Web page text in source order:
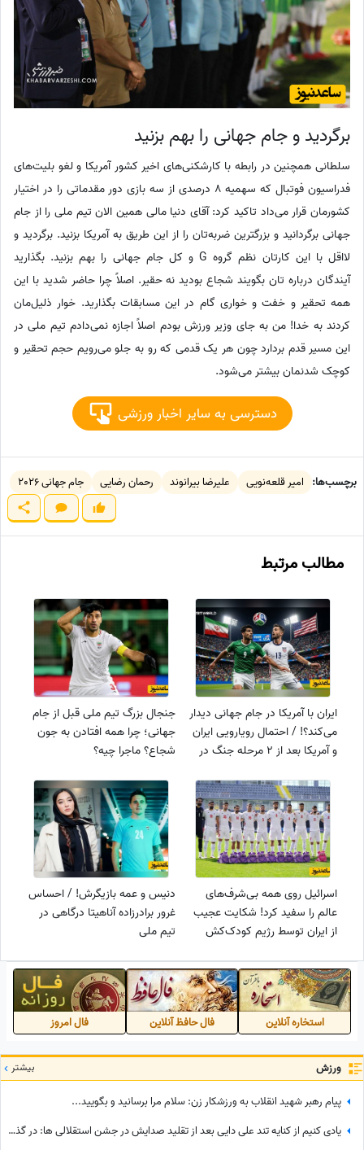
برگردید و جام جهانی را بهم بزنید
سلطانی همچنین در رابطه با کارشکنی‌های اخیر کشور آمریکا و لغو بلیت‌های
فدراسیون فوتبال که سهمیه 8 درصدی از سه بازی دور مقدماتی را در اختیار
کشورمان قرار می‌داد تاکید کرد: آقای دنیا مالی همین الان تیم ملی را از جام
جهانی برگردانید و بزرگترین ضربه‌تان را از این طریق به آمریکا بزنید. برگردید و
لااقل با این کارتان نظم گروه G و کل جام جهانی را بهم بزنید. بگذارید
آیندگان درباره تان بگویند شجاع بودید نه حقیر. اصلاً چرا حاضر شدید با این
همه تحقیر و خفت و خواری گام در این مسابقات بگذارید. خوار ذلیل‌مان
کردند به خدا! من به جای وزیر ورزش بودم اصلاً اجازه نمی‌دادم تیم ملی در
این مسیر قدم بردارد چون هر یک قدمی که رو به جلو می‌رویم حجم تحقیر و
کوچک شدنمان بیشتر می‌شود.
دسترسی به سایر اخبار ورزشی
برچسب‌ها: امیر قلعه‌نویی علیرضا بیرانوند رحمان رضایی جام جهانی 2026
مطالب مرتبط
ایران با آمریکا در جام جهانی دیدار
می‌کند؟! / احتمال رویارویی ایران
و آمریکا بعد از 2 مرحله جنگ در
جنجال بزرگ تیم ملی قبل از جام
جهانی؛ چرا همه افتادن به جون
شجاع؟ ماجرا چیه؟
اسرائیل روی همه بی‌شرف‌های
عالم را سفید کرد! شکایت عجیب
از ایران توسط رژیم کودک‌کش
دنیس و عمه بازیگرش! / احساس
غرور برادرزاده آناهیتا درگاهی در
تیم ملی
استخاره آنلاین فال حافظ آنلاین فال امروز
ورزش بیشتر
پیام رهبر شهید انقلاب به ورزشکار زن: سلام مرا برسانید و بگویید...
یادی کنیم از کنایه تند علی دایی بعد از تقلید صدایش در جشن استقلالی ها: در گذشته پادشاهان دلقک‌هایی داشتند که وظیفه‌شان تقلید صدا و خنداندن مردم بود+عکس